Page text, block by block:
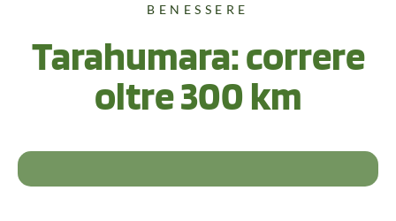
BENESSERE
Tarahumara: correre
oltre 300 km